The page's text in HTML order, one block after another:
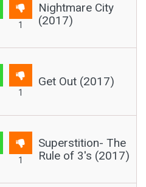
1
Nightmare City
(2017)
1
Get Out (2017)
1
Superstition- The
Rule of 3's (2017)